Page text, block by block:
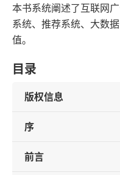
本书系统阐述了互联网
系统、推荐系统、大数
值。
目录
版权信息
序
前言